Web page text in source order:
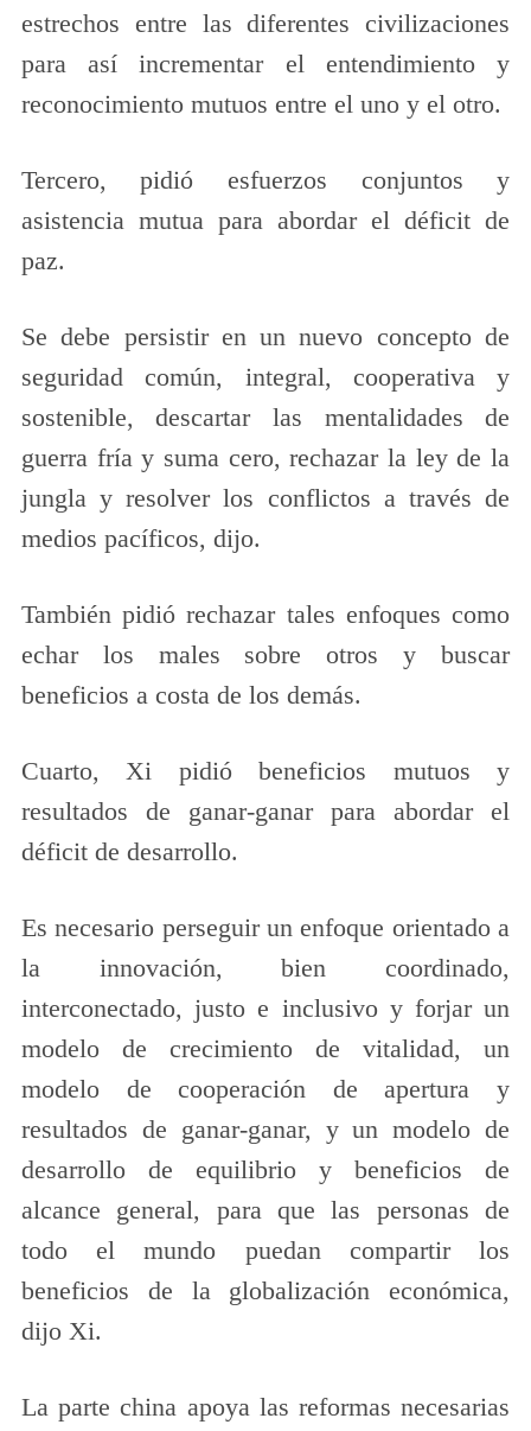
estrechos entre las diferentes civilizaciones
para así incrementar el entendimiento y
reconocimiento mutuos entre el uno y el otro.
Tercero, pidió esfuerzos conjuntos y
asistencia mutua para abordar el déficit de
paz.
Se debe persistir en un nuevo concepto de
seguridad común, integral, cooperativa y
sostenible, descartar las mentalidades de
guerra fría y suma cero, rechazar la ley de la
jungla y resolver los conflictos a través de
medios pacíficos, dijo.
También pidió rechazar tales enfoques como
echar los males sobre otros y buscar
beneficios a costa de los demás.
Cuarto, Xi pidió beneficios mutuos y
resultados de ganar-ganar para abordar el
déficit de desarrollo.
Es necesario perseguir un enfoque orientado a
la innovación, bien coordinado,
interconectado, justo e inclusivo y forjar un
modelo de crecimiento de vitalidad, un
modelo de cooperación de apertura y
resultados de ganar-ganar, y un modelo de
desarrollo de equilibrio y beneficios de
alcance general, para que las personas de
todo el mundo puedan compartir los
beneficios de la globalización económica,
dijo Xi.
La parte china apoya las reformas necesarias